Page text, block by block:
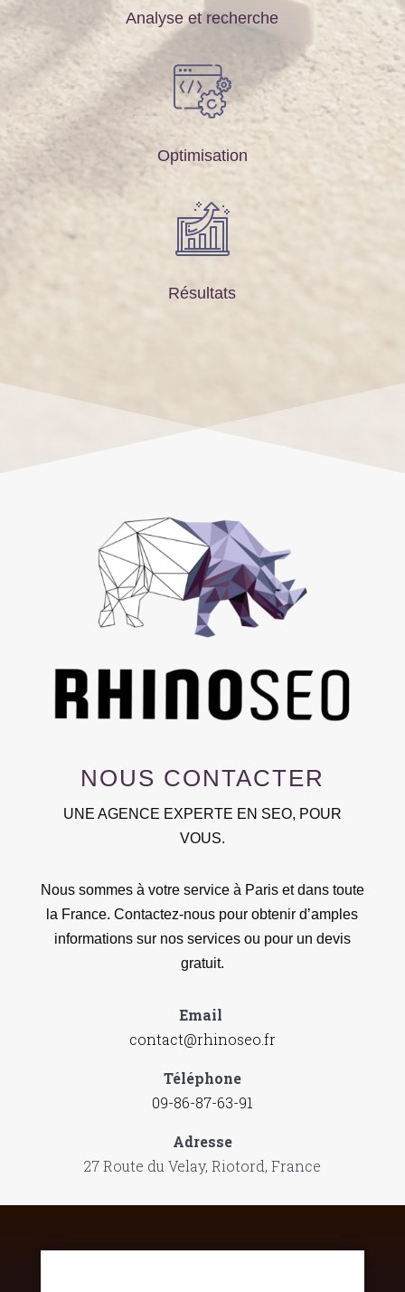
Analyse et recherche
Optimisation
Résultats
NOUS CONTACTER
UNE AGENCE EXPERTE EN SEO, POUR
VOUS.
Nous sommes à votre service à Paris et dans toute
la France. Contactez-nous pour obtenir d’amples
informations sur nos services ou pour un devis
gratuit.
Email
contact@rhinoseo.fr
Téléphone
09-86-87-63-91
Adresse
27 Route du Velay, Riotord, France